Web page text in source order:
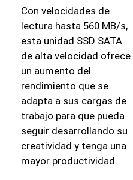
Con velocidades de
lectura hasta 560 MB/s,
esta unidad SSD SATA
de alta velocidad ofrece
un aumento del
rendimiento que se
adapta a sus cargas de
trabajo para que pueda
seguir desarrollando su
creatividad y tenga una
mayor productividad.